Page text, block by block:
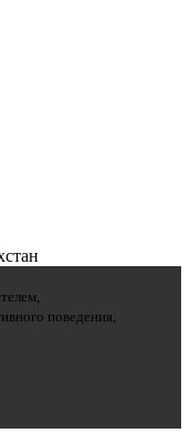
поведения,